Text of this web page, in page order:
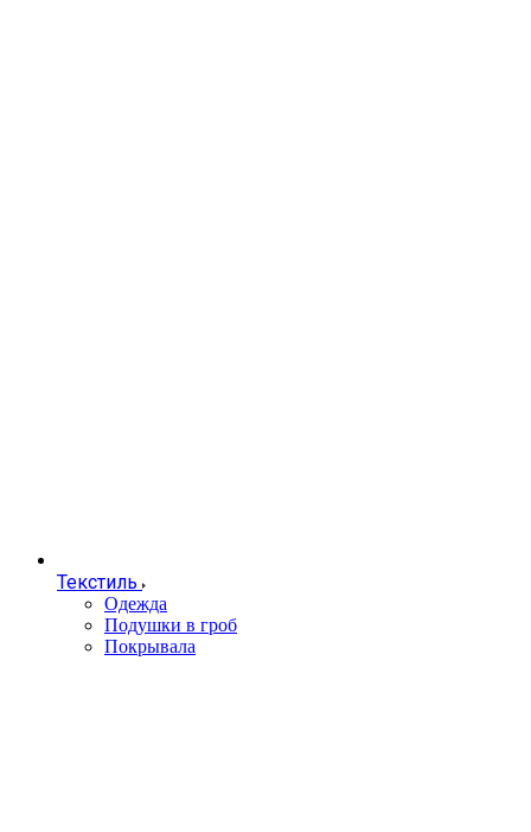
Текстиль
Одежда
Подушки в гроб
Покрывала